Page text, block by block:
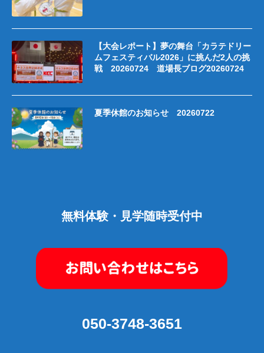
【大会レポート】夢の舞台「カラテドリー
ムフェスティバル2026」に挑んだ2人の挑
戦 20260724 道場長ブログ20260724
夏季休館のお知らせ 20260722
無料体験・見学随時受付中
050-3748-3651